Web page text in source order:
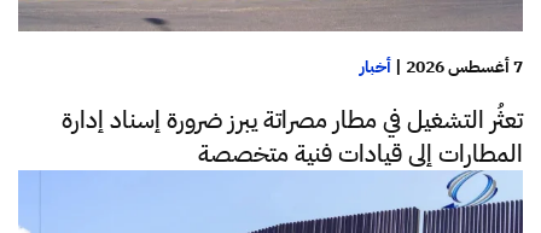
7 أغسطس 2026 | أخبار
تعثُر التشغيل في مطار مصراتة يبرز ضرورة إسناد إدارة
المطارات إلى قيادات فنية متخصصة